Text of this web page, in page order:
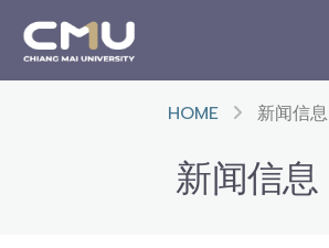
HOME 新闻信息
新闻信息